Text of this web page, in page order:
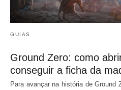
GUIAS
Ground Zero: como
conseguir a ficha da
Para avançar na história de Ground